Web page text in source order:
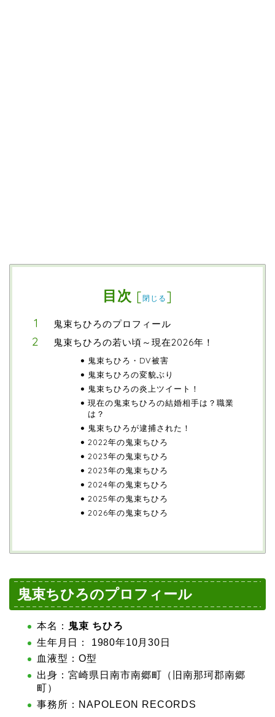
目次 [閉じる ]
鬼束ちひろのプロフィール
鬼束ちひろの若い頃～現在2026年！
鬼束ちひろ・DV被害
鬼束ちひろの変貌ぶり
鬼束ちひろの炎上ツイート！
現在の鬼束ちひろの結婚相手は？職業
は？
鬼束ちひろが逮捕された！
2022年の鬼束ちひろ
2023年の鬼束ちひろ
2023年の鬼束ちひろ
2024年の鬼束ちひろ
2025年の鬼束ちひろ
2026年の鬼束ちひろ
鬼束ちひろのプロフィール
本名： 鬼束 ちひろ
生年月日： 1980年10月30日
血液型：O型
出身：宮崎県日南市南郷町（旧南那珂郡南郷
町）
事務所：NAPOLEON RECORDS